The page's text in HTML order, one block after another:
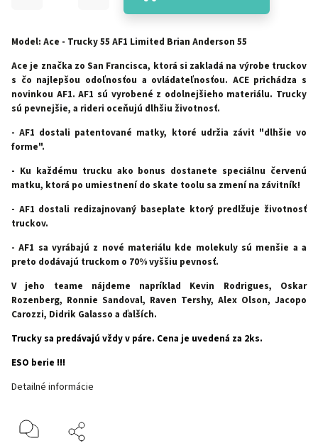
Model: Ace - Trucky 55 AF1 Limited Brian Anderson 55
Ace je značka zo San Francisca, ktorá si zakladá na výrobe truckov
s čo najlepšou odoľnosťou a ovládateľnosťou. ACE prichádza s
novinkou AF1.AF1 sú vyrobené z odolnejšieho materiálu. Trucky
sú pevnejšie, a rideri oceňujú dlhšiu životnosť.
- AF1 dostali patentované matky, ktoré udržia závit "dlhšie vo
forme".
- Ku každému trucku ako bonus dostanete speciálnu červenú
matku, ktorá po umiestnení do skate toolu sa zmení na závitník!
- AF1 dostali redizajnovaný baseplate ktorý predlžuje životnosť
truckov.
- AF1 sa vyrábajú z nové materiálu kde molekuly sú menšie a a
preto dodávajú truckom o 70% vyššiu pevnosť.
V jeho teame nájdeme napríklad Kevin Rodrigues, Oskar
Rozenberg, Ronnie Sandoval, Raven Tershy, Alex Olson, Jacopo
Carozzi, Didrik Galasso a ďalších.
Trucky sa predávajú vždy v páre. Cena je uvedená za 2ks.
ESO berie !!!
Detailné informácie